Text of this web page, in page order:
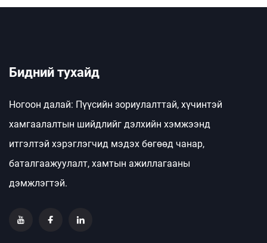
Бидний тухайд
Ногоон далай: Пүүсийн зориулалттай, хүчинтэй
хамгаалалтын шийдлийг дэлхийн хэмжээнд
итгэлтэй хэрэглэгчид мэдэх бөгөөд чанар,
баталгаажуулалт, хамтын ажиллагааны
дэмжлэгтэй.